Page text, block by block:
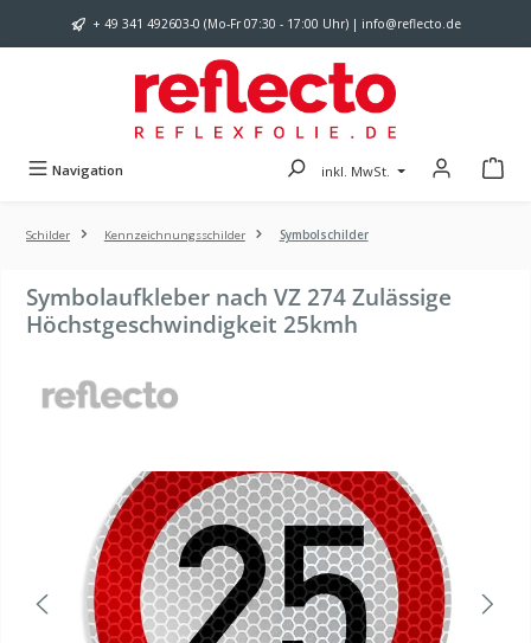
Zum Hauptinhalt springen
+ 49 341 492603-0 (Mo-Fr 07:30 - 17:00 Uhr) | info@reflecto.de
Navigation inkl. MwSt.
Schilder Kennzeichnungsschilder Symbolschilder
Symbolaufkleber nach VZ 274 Zulässige
Höchstgeschwindigkeit 25kmh
Bildergalerie überspringen